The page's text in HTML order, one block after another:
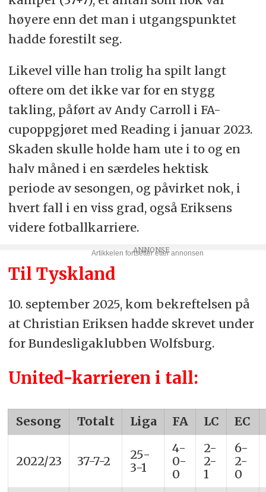
høyere enn det man i utgangspunktet
hadde forestilt seg.
Likevel ville han trolig ha spilt langt
oftere om det ikke var for en stygg
takling, påført av Andy Carroll i FA-
cupoppgjøret med Reading i januar 2023.
Skaden skulle holde ham ute i to og en
halv måned i en særdeles hektisk
periode av sesongen, og påvirket nok, i
hvert fall i en viss grad, også Eriksens
videre fotballkarriere.
Til Tyskland
10. september 2025, kom bekreftelsen på
at Christian Eriksen hadde skrevet under
for Bundesligaklubben Wolfsburg.
United-karrieren i tall:
Sesong Totalt Liga FA LC EC
2022/23 37-7-2
25-
3-1
4-
0-
0
2-
2-
1
6-
2-
0